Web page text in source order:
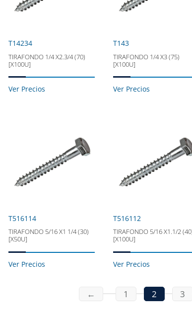
T14234
TIRAFONDO 1/4 X2.3/4 (70)
[X100U]
Ver Precios
T143
TIRAFONDO 1/4 X3 (75)
[X100U]
Ver Precios
T516114
TIRAFONDO 5/16 X1 1/4 (30)
[X50U]
Ver Precios
T516112
TIRAFONDO 5/16 X1.1/2 (40)
[X100U]
Ver Precios
← 1 2 3